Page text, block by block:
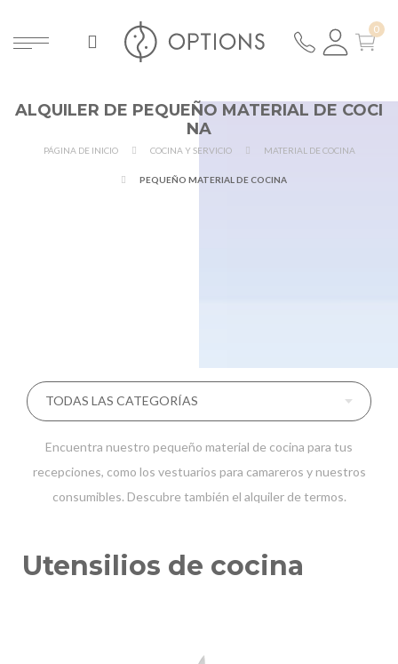
ALQUILER DE PEQUEÑO MATERIAL DE COCI
NA
PÁGINA DE INICIO COCINA Y SERVICIO MATERIAL DE COCINA
PEQUEÑO MATERIAL DE COCINA
Encuentra nuestro pequeño material de cocina para tus
recepciones, como los vestuarios para camareros y nuestros
consumibles. Descubre también el alquiler de termos.
Utensilios de cocina